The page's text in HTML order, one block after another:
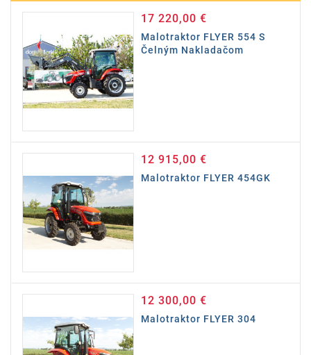
17 220,00 €Cena
Malotraktor FLYER 554 S
Čelným Nakladačom
12 915,00 €Cena
Malotraktor FLYER 454GK
12 300,00 €Cena
Malotraktor FLYER 304